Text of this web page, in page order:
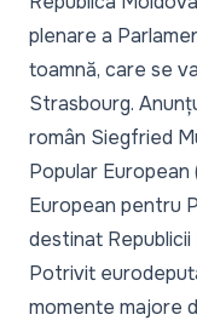
plenare a
toamnă, care se
Strasbourg.
român Siegfried
Popular
European pentru
destinat Republicii
Potrivit
momente majore